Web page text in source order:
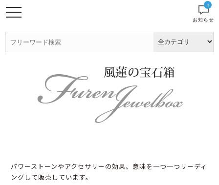
パワーストーンやアクセサリーの効果、意味を一つ一つリーディ
ングして販売しています。
!
お知らせ